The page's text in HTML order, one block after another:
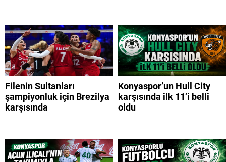
Filenin Sultanları
şampiyonluk için Brezilya
karşısında
Konyaspor’un Hull City
karşısında ilk 11’i belli
oldu